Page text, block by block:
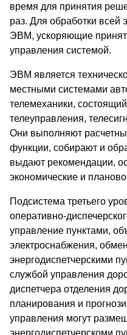
время для принятия
раз. Для обработки всей
ЭВМ, ускоряющие
управления системой.
ЭВМ является
местными системами
телемеханики,
телеуправления,
Они выполняют
функции, собирают и
выдают рекомендации,
экономические и
Подсистема третьего
оперативно-
управление пунктами,
электроснабжения,
энергодиспетчерскими
службой управления
диспетчера отделения
планирования и
управления могут
энергодиспетчерскоми